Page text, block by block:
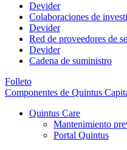
Devider
Colaboraciones de
Devider
Red de proveedores de
Devider
Cadena de suministro
Folleto
Componentes de Quintus
Quintus Care
Mantenimiento
Portal Quintus